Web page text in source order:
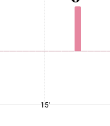
15'